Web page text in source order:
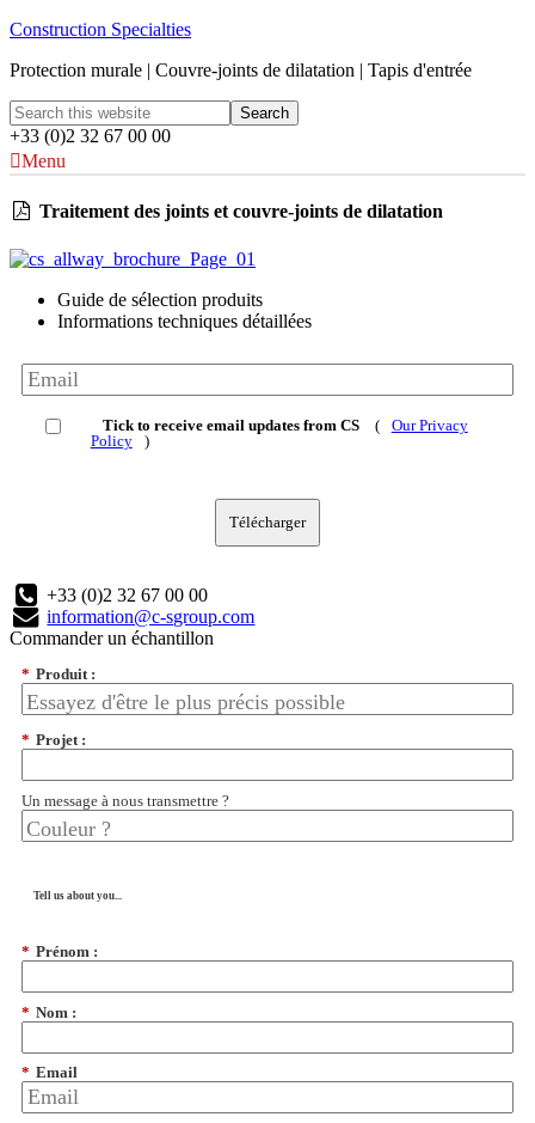
Construction Specialties
Protection murale | Couvre-joints de dilatation | Tapis d'entrée
+33 (0)2 32 67 00 00
Menu
Traitement des joints et couvre-joints de dilatation
Guide de sélection produits
Informations techniques détaillées
Tick to receive email updates from CS (
Our Privacy
Policy
)
Télécharger
+33 (0)2 32 67 00 00
information@c-sgroup.com
Commander un échantillon
* Produit :
* Projet :
Un message à nous transmettre ?
Tell us about you...
* Prénom :
* Nom :
* Email